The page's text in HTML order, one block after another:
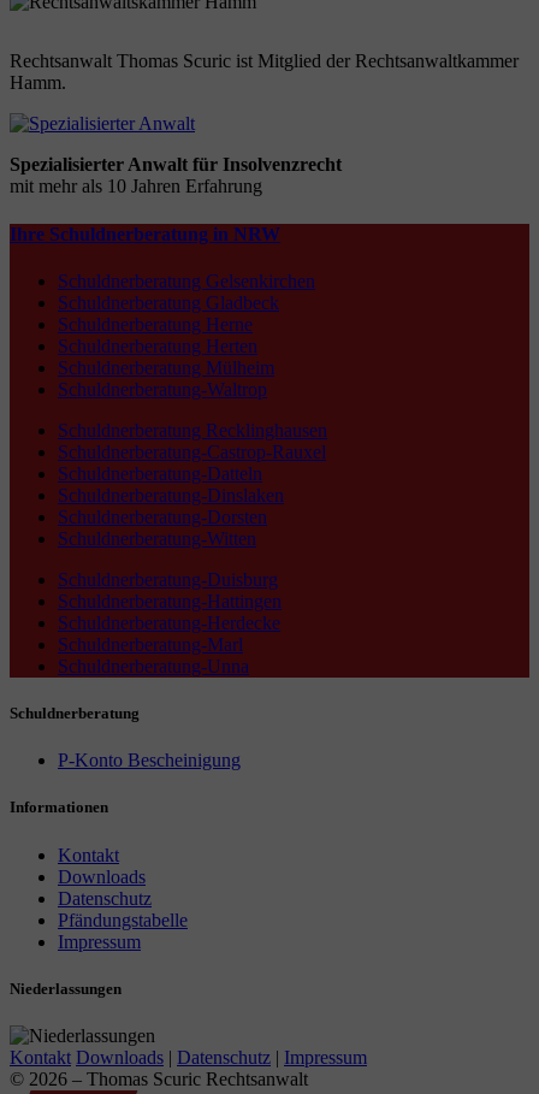
Rechtsanwalt Thomas Scuric ist Mitglied der Rechtsanwaltkammer
Hamm.
Spezialisierter Anwalt für Insolvenzrecht
mit mehr als 10 Jahren Erfahrung
Ihre Schuldnerberatung in NRW
Schuldnerberatung Gelsenkirchen
Schuldnerberatung Gladbeck
Schuldnerberatung Herne
Schuldnerberatung Herten
Schuldnerberatung Mülheim
Schuldnerberatung-Waltrop
Schuldnerberatung Recklinghausen
Schuldnerberatung-Castrop-Rauxel
Schuldnerberatung-Datteln
Schuldnerberatung-Dinslaken
Schuldnerberatung-Dorsten
Schuldnerberatung-Witten
Schuldnerberatung-Duisburg
Schuldnerberatung-Hattingen
Schuldnerberatung-Herdecke
Schuldnerberatung-Marl
Schuldnerberatung-Unna
Schuldnerberatung
P-Konto Bescheinigung
Informationen
Kontakt
Downloads
Datenschutz
Pfändungstabelle
Impressum
Niederlassungen
Kontakt Downloads | Datenschutz | Impressum
© 2026 – Thomas Scuric Rechtsanwalt